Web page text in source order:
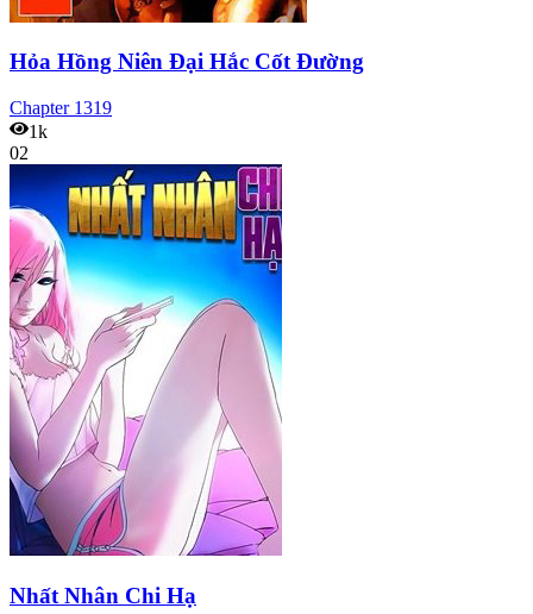
Hỏa Hồng Niên Đại Hắc Cốt Đường
Chapter 1319
1k
02
Nhất Nhân Chi Hạ